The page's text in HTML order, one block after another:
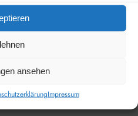
ansehen
Impressum
– 21. Oktober 2026 –
– 18. November 2026 –